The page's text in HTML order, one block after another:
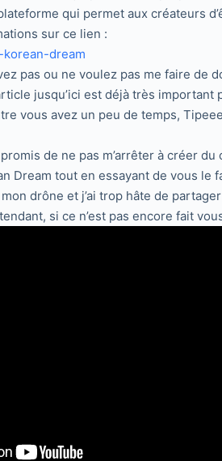
qui permet aux créateurs
sur ce lien :
dream
pas ou ne voulez pas me faire de
jusqu’ici est déjà très
vous avez un peu de temps,
de ne pas m’arrêter à créer
Dream tout en essayant de vous le
drône et j’ai trop hâte de
si ce n’est pas encore fait